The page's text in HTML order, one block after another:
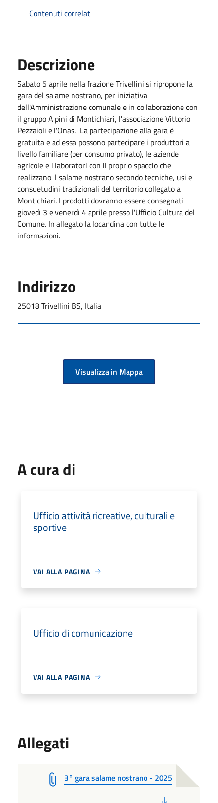
Contenuti correlati
Descrizione
Sabato 5 aprile nella frazione Trivellini si ripropone la
gara del salame nostrano, per iniziativa
dell'Amministrazione comunale e in collaborazione con
il gruppo Alpini di Montichiari, l'associazione Vittorio
Pezzaioli e l'Onas. La partecipazione alla gara è
gratuita e ad essa possono partecipare i produttori a
livello familiare (per consumo privato), le aziende
agricole e i laboratori con il proprio spaccio che
realizzano il salame nostrano secondo tecniche, usi e
consuetudini tradizionali del territorio collegato a
Montichiari. I prodotti dovranno essere consegnati
giovedì 3 e venerdì 4 aprile presso l'Ufficio Cultura del
Comune. In allegato la locandina con tutte le
informazioni.
Indirizzo
25018 Trivellini BS, Italia
Visualizza in Mappa
A cura di
Ufficio attività ricreative, culturali e
sportive
VAI ALLA PAGINA
Ufficio di comunicazione
VAI ALLA PAGINA
Allegati
3° gara salame nostrano - 2025